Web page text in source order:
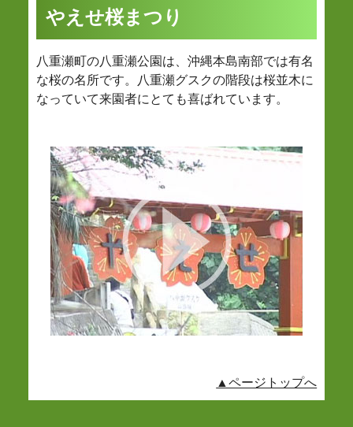
やえせ桜まつり
八重瀬町の八重瀬公園は、沖縄本島南部では有名
な桜の名所です。八重瀬グスクの階段は桜並木に
なっていて来園者にとても喜ばれています。
▲ページトップへ